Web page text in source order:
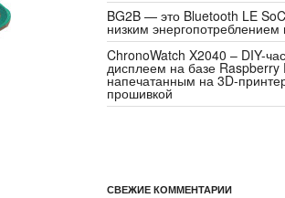
BG2B — это Bluetooth LE
низким
ChronoWatch X2040 – DIY-
дисплеем на базе Raspberry
напечатанным на 3D-
прошивкой
СВЕЖИЕ КОММЕНТАРИИ